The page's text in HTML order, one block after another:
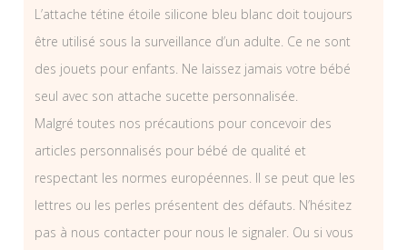
L’attache tétine étoile silicone bleu blanc doit toujours
être utilisé sous la surveillance d’un adulte. Ce ne sont
des jouets pour enfants. Ne laissez jamais votre bébé
seul avec son attache sucette personnalisée.
Malgré toutes nos précautions pour concevoir des
articles personnalisés pour bébé de qualité et
respectant les normes européennes. Il se peut que les
lettres ou les perles présentent des défauts. N’hésitez
pas à nous contacter pour nous le signaler. Ou si vous